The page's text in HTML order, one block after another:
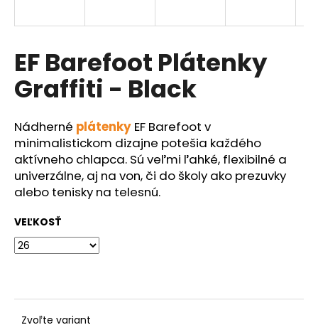
EF Barefoot Plátenky
Graffiti - Black
Nádherné plátenky EF Barefoot v
minimalistickom dizajne potešia každého
aktívneho chlapca. Sú veľmi ľahké, flexibilné a
univerzálne, aj na von, či do školy ako prezuvky
alebo tenisky na telesnú.
VEĽKOSŤ
Zvoľte variant
s
ť
?
HĽADAŤ
O
d
p
ú
č